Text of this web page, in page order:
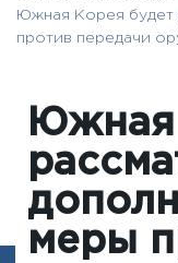
Южная Корея будет
против передачи
Южная
меры